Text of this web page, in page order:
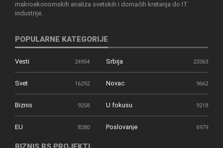
makroekonomskih analiza svetskih i domaćih kretanja do IT
industrije.
POPULARNE KATEGORIJE
Vesti 24954 Srbija 23363
Svet 16292 Novac 9662
Biznis 9258 U fokusu 9218
EU 8280 Poslovanje 6979